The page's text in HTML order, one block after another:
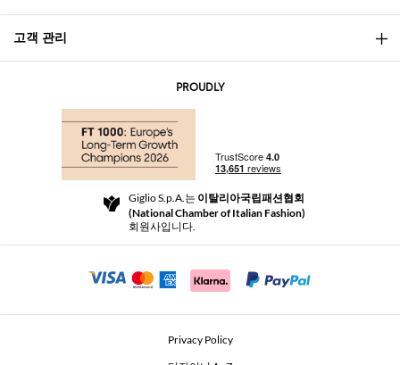
소개
Community Store
Beauty Seekers VIP Club
고객 관리
반품 및 환불
For a safe shopping experience
Security Communication
PROUDLY
Giglio S.p.A.는 이탈리아국립패션협회
(National Chamber of Italian Fashion)
회원사입니다.
Privacy Policy